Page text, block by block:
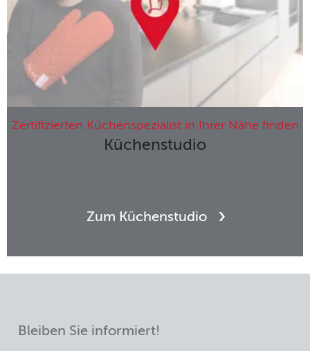
Zertifizierten Küchenspezialist in Ihrer Nähe finden
Küchenstudio
Zum Küchenstudio
Bleiben Sie informiert!